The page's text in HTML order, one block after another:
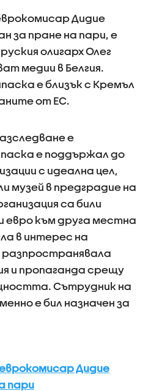
Дидие
за пране на пари, е
олигарх Олег
медии в Белгия.
е близък с Кремъл
от ЕС.
е
е поддържал до
с идеална цел,
музей в предградие на
са били
евро към друга местна
в интерес на
и пропаганда срещу
Сътрудник на
е бил назначен за
Дидие
пари